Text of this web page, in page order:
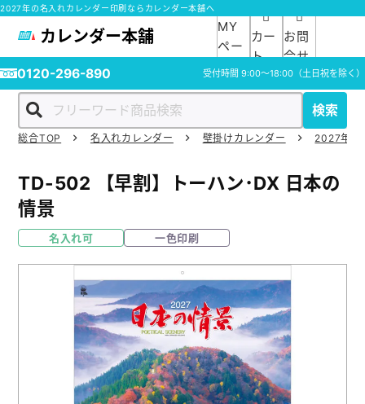
2027年の名入れカレンダー印刷ならカレンダー本舗へ
カレンダー本舗
検索
MY
ペー
ジ
カー
ト
お問
合せ
0120-296-890
受付時間 9:00～18:00 （土日祝を除く）
商品一覧
ご利用ガイド
入稿ガイド
スタッフ紹介
お役立ち情報
総合TOP 名入れカレンダー 壁掛けカレンダー 2027年の
TD-502
【早割】トーハン･DX 日本の
情景
名入れ可 一色印刷